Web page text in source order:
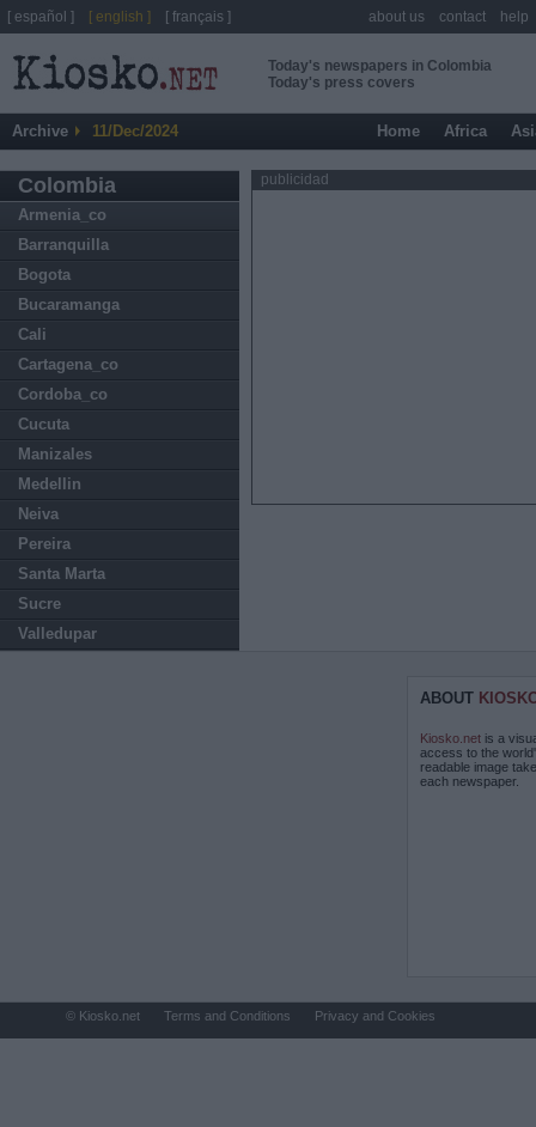
Today's newspapers in Colombia
Today's press covers
Archive 11/Dec/2024 Home Africa
Colombia
Armenia_co
Barranquilla
Bogota
Bucaramanga
Cali
Cartagena_co
Cordoba_co
Cucuta
Manizales
Medellin
Neiva
Pereira
Santa Marta
Sucre
Valledupar
publicidad
ABOUT
Kiosko.net is a
access to the
readable image
each newspaper.
[ español ] [ english ] [ français ] about us contact help
© Kiosko.net Terms and Conditions Privacy and Cookies